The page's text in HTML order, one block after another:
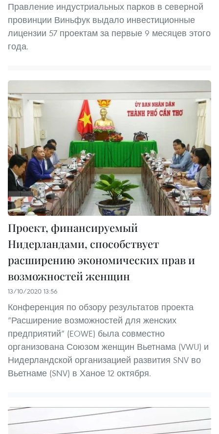
Правление индустриальных парков в северной
провинции Виньфук выдало инвестиционные
лицензии 57 проектам за первые 9 месяцев этого
года.
Проект, финансируемый
Нидерландами, способствует
расширению экономических прав и
возможностей женщин
13/10/2020 13:56
Конференция по обзору результатов проекта
“Расширение возможностей для женских
предприятий” (EOWE) была совместно
организована Союзом женщин Вьетнама (VWU) и
Нидерландской организацией развития SNV во
Вьетнаме (SNV) в Ханое 12 октября.